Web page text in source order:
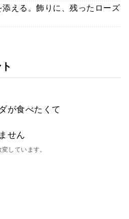
える。飾りに、残ったローズ
が食べたくて
せん
しています。